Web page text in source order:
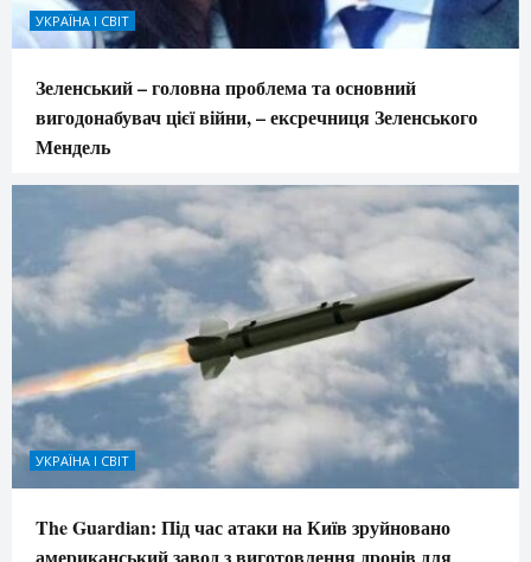
УКРАЇНА І СВІТ
Зеленський – головна проблема та основний
вигодонабувач цієї війни, – ексречниця Зеленського
Мендель
УКРАЇНА І СВІТ
The Guardian: Під час атаки на Київ зруйновано